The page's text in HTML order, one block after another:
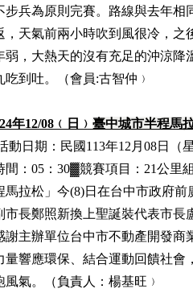
步兵為原則完賽。路線與去年相
，天氣前兩小時吹到風很冷，之
弱，大熱天的沒有充足的沖涼降
吃到吐。
（會員:古智仲 ﹚
年12/08 ﹙日﹚ 臺中城市半程馬
動日期： 民國113年12月08日
（
間：05：30▓競賽項目：21公里
馬拉松」今(8)日在台中市政府
市長鄭照新換上聖誕裝代表市長
謝主辦單位台中市不動產開發商
量響應環保、結合運動回饋社會
風氣。
（負責人：楊基旺﹚